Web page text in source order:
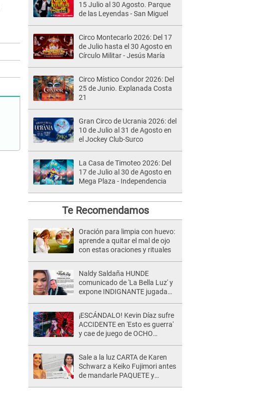
15 Julio al 30 Agosto. Parque
de las Leyendas - San Miguel
Circo Montecarlo 2026: Del 17
de Julio hasta el 30 Agosto en
Círculo Militar - Jesús María
Circo Místico Condor 2026: Del
25 de Junio. Explanada Costa
21
Gran Circo de Ucrania 2026: del
10 de Julio al 31 de Agosto en
el Jockey Club-Surco
La Casa de Timoteo 2026: Del
17 de Julio al 30 de Agosto en
Mega Plaza - Independencia
Te Recomendamos
Oración para limpia con huevo:
aprende a quitar el mal de ojo
con estas oraciones y rituales
Naldy Saldaña HUNDE
comunicado de 'La Bella Luz' y
expone INDIGNANTE jugada
"Que he tenido algo..."
¡ESCÁNDALO! Kevin Díaz sufre
ACCIDENTE en 'Esto es guerra'
y cae de juego de OCHO
Sale a la luz CARTA de Karen
Schwarz a Keiko Fujimori antes
de mandarle PAQUETE y